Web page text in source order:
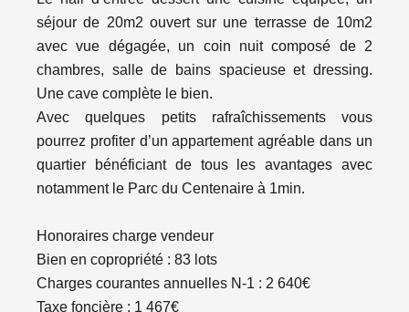
séjour de 20m2 ouvert sur une terrasse de 10m2
avec vue dégagée, un coin nuit composé de 2
chambres, salle de bains spacieuse et dressing.
Une cave complète le bien.
Avec quelques petits rafraîchissements vous
pourrez profiter d’un appartement agréable dans un
quartier bénéficiant de tous les avantages avec
notamment le Parc du Centenaire à 1min.
Honoraires charge vendeur
Bien en copropriété : 83 lots
Charges courantes annuelles N-1 : 2 640€
Taxe foncière : 1 467€